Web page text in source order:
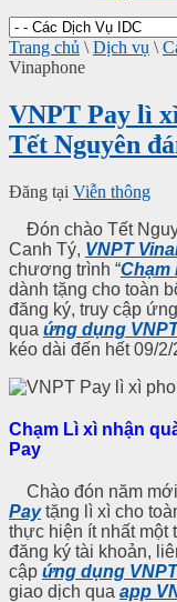
Trang chủ \ Dịch vụ \
Vinaphone
VNPT Pay lì
Tết Nguyên
Đăng tại Viễn thông
Đón chào Tết
Canh Tý, VNPT
chương trình “Chạm
dành tặng cho toàn
đăng ký, truy cập
qua ứng dụng
kéo dài đến hết 09/2/
Chạm Lì xì nhận
Pay
Chào đón năm
Paytặng lì xì cho
thực hiện ít nhất một
đăng ký tài khoản,
cập ứng dụng
giao dịch qua app